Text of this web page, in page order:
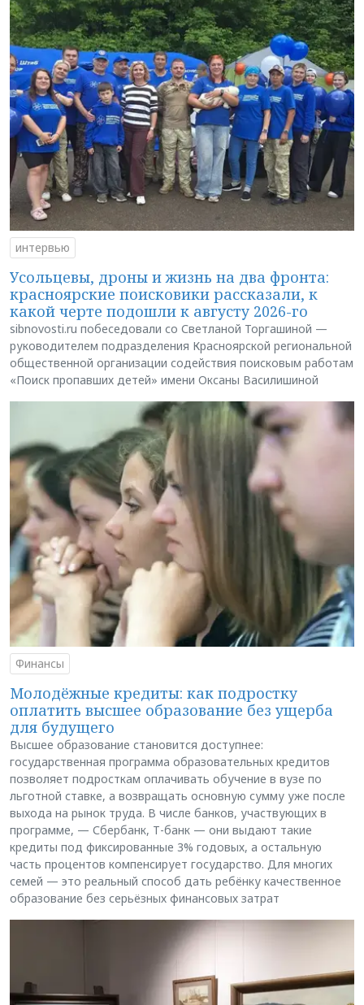
интервью
Усольцевы, дроны и жизнь на два фронта:
красноярские поисковики рассказали, к
какой черте подошли к августу 2026-го
sibnovosti.ru побеседовали со Светланой Торгашиной —
руководителем подразделения Красноярской региональной
общественной организации содействия поисковым работам
«Поиск пропавших детей» имени Оксаны Василишиной
Финансы
Молодёжные кредиты: как подростку
оплатить высшее образование без ущерба
для будущего
Высшее образование становится доступнее:
государственная программа образовательных кредитов
позволяет подросткам оплачивать обучение в вузе по
льготной ставке, а возвращать основную сумму уже после
выхода на рынок труда. В числе банков, участвующих в
программе, — Сбербанк, Т-банк — они выдают такие
кредиты под фиксированные 3% годовых, а остальную
часть процентов компенсирует государство. Для многих
семей — это реальный способ дать ребёнку качественное
образование без серьёзных финансовых затрат